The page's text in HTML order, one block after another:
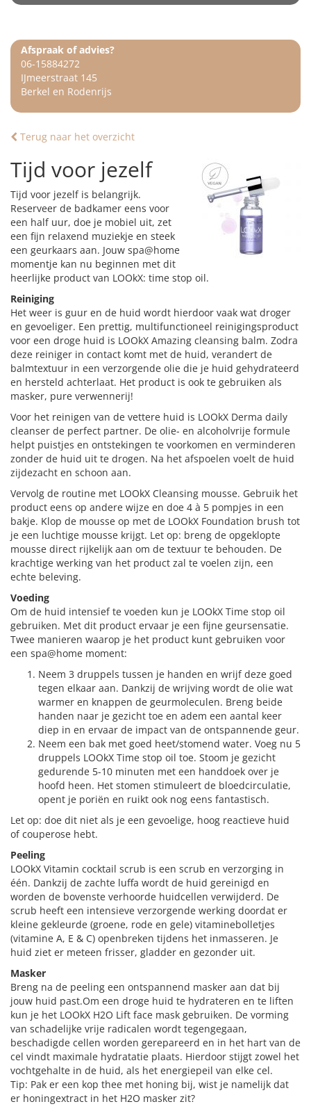
Afspraak of advies?
06-15884272
IJmeerstraat 145
Berkel en Rodenrijs
Terug naar het overzicht
Tijd voor jezelf
Tijd voor jezelf is belangrijk.
Reserveer de badkamer eens voor
een half uur, doe je mobiel uit, zet
een fijn relaxend muziekje en steek
een geurkaars aan. Jouw spa@home
momentje kan nu beginnen met dit
heerlijke product van LOOkX: time stop oil.
Reiniging
Het weer is guur en de huid wordt hierdoor vaak wat droger
en gevoeliger. Een prettig, multifunctioneel reinigingsproduct
voor een droge huid is LOOkX Amazing cleansing balm. Zodra
deze reiniger in contact komt met de huid, verandert de
balmtextuur in een verzorgende olie die je huid gehydrateerd
en hersteld achterlaat. Het product is ook te gebruiken als
masker, pure verwennerij!
Voor het reinigen van de vettere huid is LOOkX Derma daily
cleanser de perfect partner. De olie- en alcoholvrije formule
helpt puistjes en ontstekingen te voorkomen en verminderen
zonder de huid uit te drogen. Na het afspoelen voelt de huid
zijdezacht en schoon aan.
Vervolg de routine met LOOkX Cleansing mousse. Gebruik het
product eens op andere wijze en doe 4 à 5 pompjes in een
bakje. Klop de mousse op met de LOOkX Foundation brush tot
je een luchtige mousse krijgt. Let op: breng de opgeklopte
mousse direct rijkelijk aan om de textuur te behouden. De
krachtige werking van het product zal te voelen zijn, een
echte beleving.
Voeding
Om de huid intensief te voeden kun je LOOkX Time stop oil
gebruiken. Met dit product ervaar je een fijne geursensatie.
Twee manieren waarop je het product kunt gebruiken voor
een spa@home moment:
Neem 3 druppels tussen je handen en wrijf deze goed
tegen elkaar aan. Dankzij de wrijving wordt de olie wat
warmer en knappen de geurmoleculen. Breng beide
handen naar je gezicht toe en adem een aantal keer
diep in en ervaar de impact van de ontspannende geur.
Neem een bak met goed heet/stomend water. Voeg nu 5
druppels LOOkX Time stop oil toe. Stoom je gezicht
gedurende 5-10 minuten met een handdoek over je
hoofd heen. Het stomen stimuleert de bloedcirculatie,
opent je poriën en ruikt ook nog eens fantastisch.
Let op: doe dit niet als je een gevoelige, hoog reactieve huid
of couperose hebt.
Peeling
LOOkX Vitamin cocktail scrub is een scrub en verzorging in
één. Dankzij de zachte luffa wordt de huid gereinigd en
worden de bovenste verhoorde huidcellen verwijderd. De
scrub heeft een intensieve verzorgende werking doordat er
kleine gekleurde (groene, rode en gele) vitaminebolletjes
(vitamine A, E & C) openbreken tijdens het inmasseren. Je
huid ziet er meteen frisser, gladder en gezonder uit.
Masker
Breng na de peeling een ontspannend masker aan dat bij
jouw huid past.Om een droge huid te hydrateren en te liften
kun je het LOOkX H2O Lift face mask gebruiken. De vorming
van schadelijke vrije radicalen wordt tegengegaan,
beschadigde cellen worden gerepareerd en in het hart van de
cel vindt maximale hydratatie plaats. Hierdoor stijgt zowel het
vochtgehalte in de huid, als het energiepeil van elke cel.
Tip: Pak er een kop thee met honing bij, wist je namelijk dat
er honingextract in het H2O masker zit?